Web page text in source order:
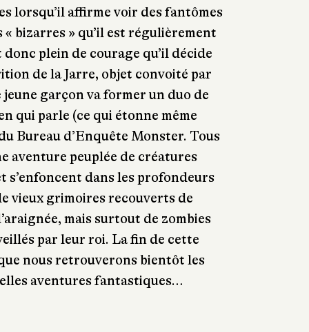
lorsqu’il affirme voir des fantômes
« bizarres » qu’il est régulièrement
donc plein de courage qu’il décide
de la Jarre, objet convoité par
garçon va former un duo de
qui parle (ce qui étonne même
Bureau d’Enquête Monster. Tous
aventure peuplée de créatures
s’enfoncent dans les profondeurs
vieux grimoires recouverts de
mais surtout de zombies
par leur roi. La fin de cette
nous retrouverons bientôt les
aventures fantastiques…